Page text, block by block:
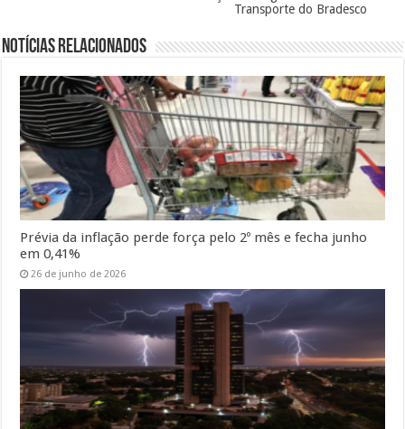
Transporte do Bradesco
Notícias Relacionados
Prévia da inflação perde força pelo 2º mês e fecha junho
em 0,41%
26 de junho de 2026